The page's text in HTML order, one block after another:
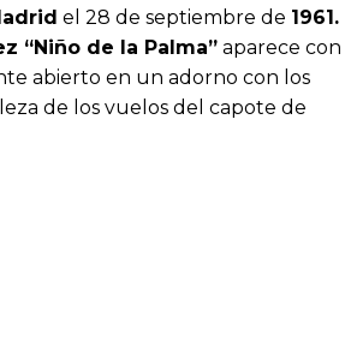
el 28 de septiembre de 1961.
“Niño de la Palma” aparece con
abierto en un adorno con los
de los vuelos del capote de